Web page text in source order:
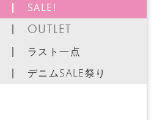
SALE!
OUTLET
ラスト一点
デニムSALE祭り